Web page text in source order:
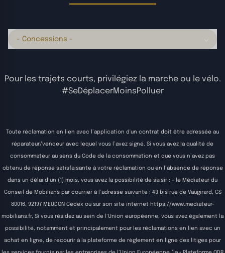
- Concessions -
Pour les trajets courts, privilégiez la marche ou le vélo.
#SeDéplacerMoinsPolluer
Toute réclamation en lien avec l’application d'un contrat doit être adressée au
réparateur/vendeur avec lequel vous l’avez signé. Si vous avez la qualité de
consommateur au sens du Code de la consommation et que vous n’avez pas
obtenu de réponse satisfaisante à votre réclamation ou en l’absence de réponse
dans un délai d’un (1) mois, vous avez la possibilité de saisir : - le Médiateur du
Conseil de Mobilians par courrier à l’adresse suivante : 43 bis rue de Vaugirard, CS
80016, 92197 MEUDON Cedex ou sur son site internet https://www.mediateur-
mobilians.fr, Si vous résidez au sein de l’Union européenne, vous avez également la
possibilité, notamment et principalement pour les réclamations en lien avec un
achat en ligne, de recourir à la plateforme de règlement en ligne des litiges pour